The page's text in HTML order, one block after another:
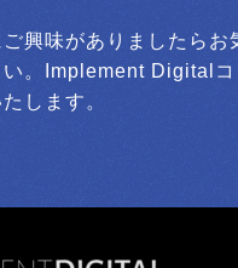
興味がありましたらお
い。Implement Digitalコ
します。